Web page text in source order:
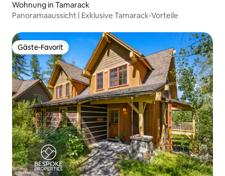
Wohnung in Tamarack
Panoramaaussicht | Exklusive Tamarack-Vorteile
Gäste-Favorit
Gäste-Favorit